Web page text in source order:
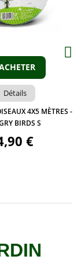
Aperçu
Détails
4X5 MÈTRES -
BIRDS S
€